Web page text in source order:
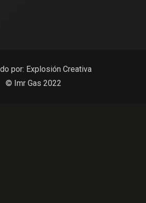
por: Explosión Creativa
© Imr Gas 2022